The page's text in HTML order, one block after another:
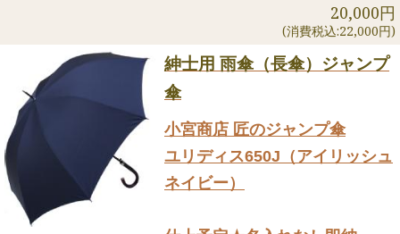
20,000円
(消費税込:22,000円)
紳士用 雨傘（長傘）ジャンプ
傘
小宮商店 匠のジャンプ傘
ユリディス650J（アイリッシュ
ネイビー）